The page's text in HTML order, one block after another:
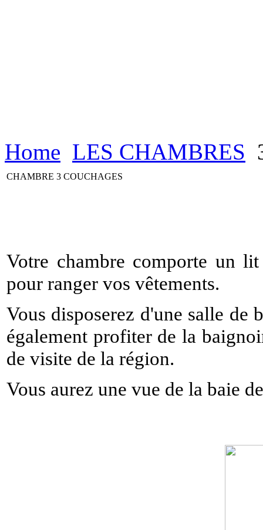
Home LES CHAMBRES
CHAMBRE 3 COUCHAGES
Votre chambre comporte un
pour ranger vos vêtements.
Vous disposerez d'une salle de
également profiter de la
de visite de la région.
Vous aurez une vue de la baie